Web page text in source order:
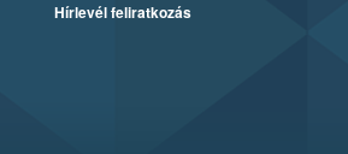
Hírlevél feliratkozás